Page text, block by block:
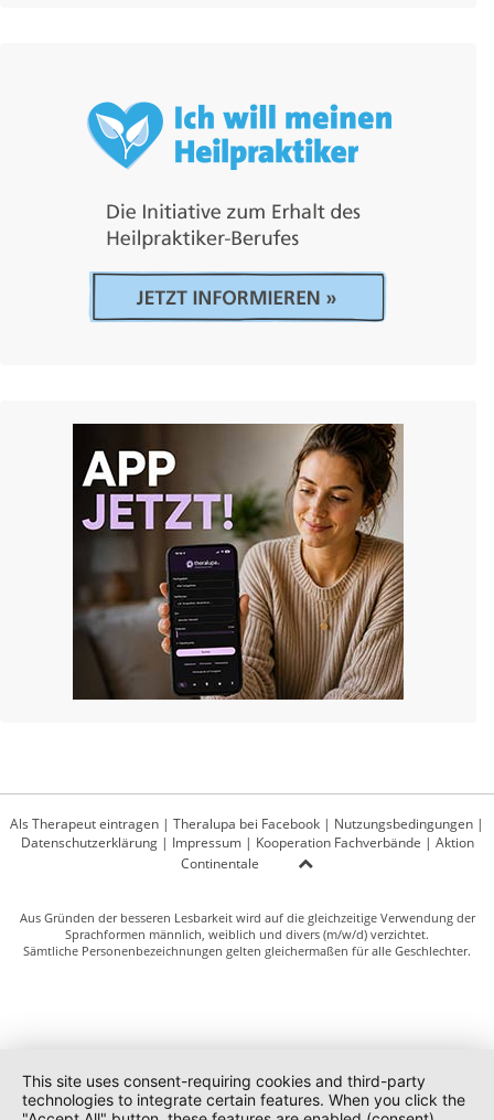
Als Therapeut eintragen | Theralupa bei Facebook | Nutzungsbedingungen |
Datenschutzerklärung| Impressum| Kooperation Fachverbände | Aktion
Continentale
Aus Gründen der besseren Lesbarkeit wird auf die gleichzeitige Verwendung der
Sprachformen männlich, weiblich und divers (m/w/d) verzichtet.
Sämtliche Personenbezeichnungen gelten gleichermaßen für alle Geschlechter.
This site uses consent-requiring cookies and third-party
technologies to integrate certain features. When you click the